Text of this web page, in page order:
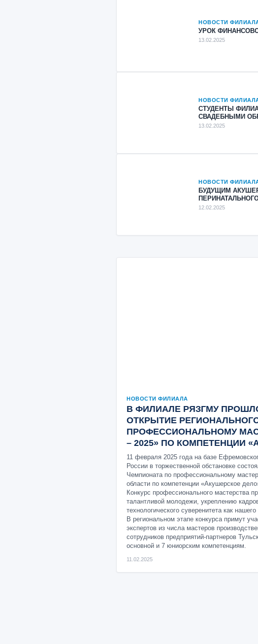
НОВОСТИ
УРОК
13.02.2025
НОВОСТИ
СТУДЕНТЫ
СВАДЕБНЫМИ
13.02.2025
НОВОСТИ
БУДУЩИМ
12.02.2025
НОВОСТИ ФИЛИАЛА
В ФИЛИАЛЕ РЯЗГМУ
ОТКРЫТИЕ
ПРОФЕССИОНАЛЬНОМУ
– 2025» ПО КОМПЕТЕНЦИИ
11 февраля 2025 года на базе
России в торжественной обстановке
Чемпионата по профессиональному
области по компетенции «Акушерское
Конкурс профессионального мастерства
талантливой молодежи, укреплению
технологического суверенитета как
В региональном этапе конкурса примут
экспертов из числа мастеров
сотрудников предприятий-партнеров
основной и 7 юниорским компетенциям.
11.02.2025